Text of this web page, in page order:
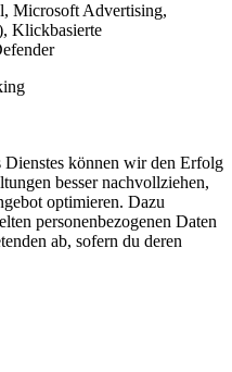
Microsoft Advertising,
Klickbasierte
Dienstes können wir den Erfolg
besser nachvollziehen,
optimieren. Dazu
personenbezogenen Daten
ab, sofern du deren